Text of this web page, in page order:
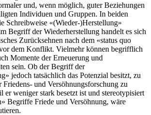
und, wenn möglich, guter Beziehungen
Individuen und Gruppen. In beiden
Schreibweise «(Wieder-)Herstellung»
Begriff der Wiederherstellung handelt es sich
Zurücksehnen nach dem «status quo
dem Konflikt. Vielmehr können begrifflich
Momente der Erneuerung und
sein. Ob der Begriff der
jedoch tatsächlich das Potenzial besitzt, zu
und Versöhnungsforschung zu
er weniger stark besetzt ist und stereotypisiert
Begriffe Friede und Versöhnung, wäre